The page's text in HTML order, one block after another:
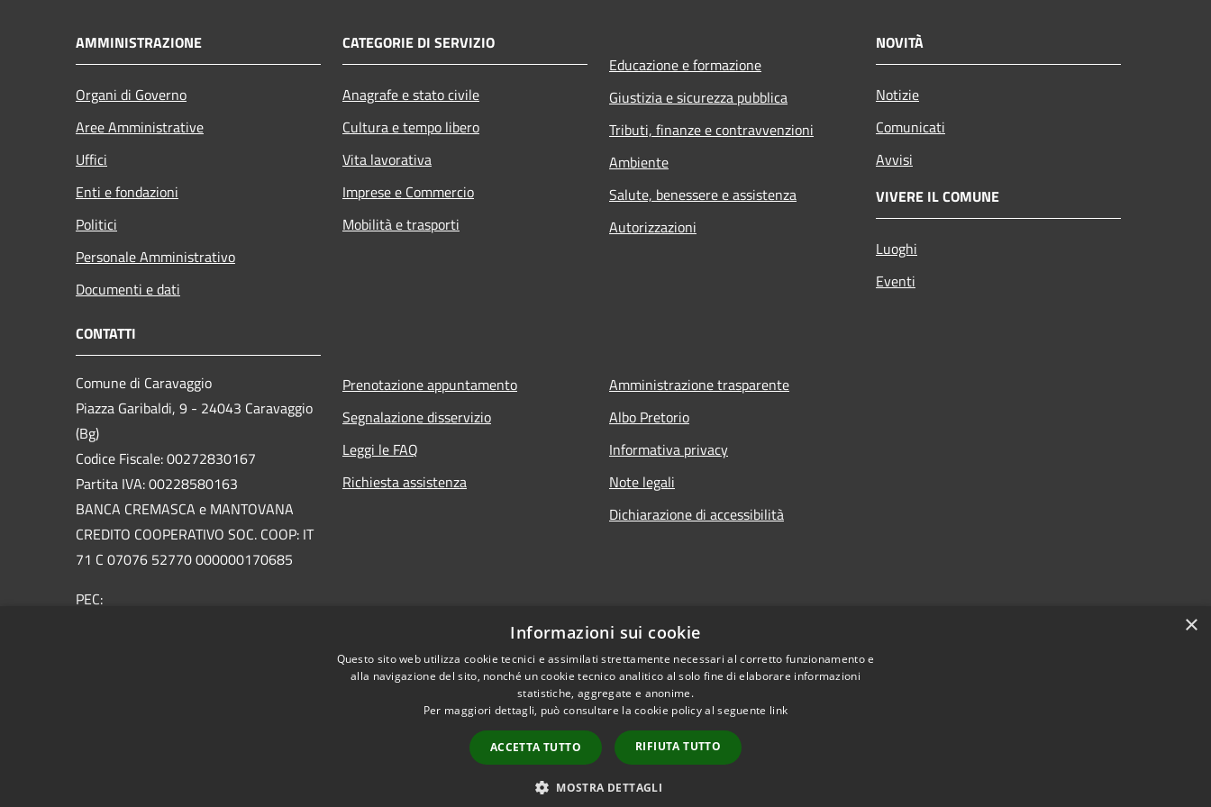
AMMINISTRAZIONE
Organi di Governo
Aree Amministrative
Uffici
Enti e fondazioni
Politici
Personale Amministrativo
Documenti e dati
CATEGORIE DI SERVIZIO
Anagrafe e stato civile
Cultura e tempo libero
Vita lavorativa
Imprese e Commercio
Mobilità e trasporti
Educazione e formazione
Giustizia e sicurezza pubblica
Tributi, finanze e contravvenzioni
Ambiente
Salute, benessere e assistenza
Autorizzazioni
NOVITÀ
Notizie
Comunicati
Avvisi
VIVERE IL COMUNE
Luoghi
Eventi
CONTATTI
Comune di Caravaggio
Piazza Garibaldi, 9 - 24043 Caravaggio
(Bg)
Codice Fiscale: 00272830167
Partita IVA: 00228580163
BANCA CREMASCA e MANTOVANA
CREDITO COOPERATIVO SOC. COOP: IT
71 C 07076 52770 000000170685
PEC:
Prenotazione appuntamento
Segnalazione disservizio
Leggi le FAQ
Richiesta assistenza
Amministrazione trasparente
Albo Pretorio
Informativa privacy
Note legali
Dichiarazione di accessibilità
Copyright © 2026 • Comune di Caravaggio • Powered by
×
Informazioni sui cookie
Questo sito web utilizza cookie tecnici e assimilati strettamente necessari al corretto funzionamento e
alla navigazione del sito, nonché un cookie tecnico analitico al solo fine di elaborare informazioni
statistiche, aggregate e anonime.
Per maggiori dettagli, può consultare la cookie policy al seguente link
ACCETTA TUTTO RIFIUTA TUTTO
MOSTRA DETTAGLI